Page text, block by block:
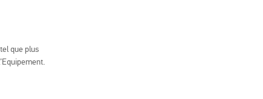
que plus